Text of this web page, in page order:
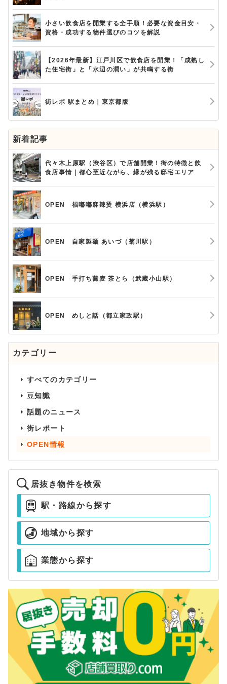
小さい飲食店を開業する全手順！必要な資金目安・
資格・成功する物件選びのコツを解説
【2026年最新】江戸川区で飲食店を開業！「成熟し
た住宅街」と「水辺の潤い」が共鳴する街
街レポ 駅まとめ｜東京都版
新着記事
代々木上原駅（渋谷区）で店舗開業！街の特徴と飲
食店事情｜都心至近ながら、緑が残る邸宅エリア
OPEN 福嘟嘟麻辣烫 横浜店（横浜駅）
OPEN 自家製麺 あいづ（菊川駅）
OPEN 手打ち蕎麦 茶とら（武蔵小山駅）
OPEN めしと話（都立家政駅）
カテゴリー
すべてのカテゴリー
豆知識
話題のニュース
街レポート
OPEN情報
居抜き物件を検索
駅・路線から探す
地域から探す
業態から探す